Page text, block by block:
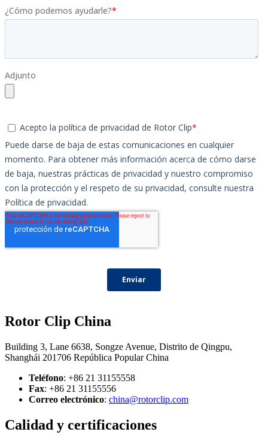
Rotor Clip China
Building 3, Lane 6638, Songze Avenue, Distrito de Qingpu,
Shanghái 201706 República Popular China
Teléfono: +86 21 31155558
Fax: +86 21 31155556
Correo electrónico: china@rotorclip.com
Calidad y certificaciones